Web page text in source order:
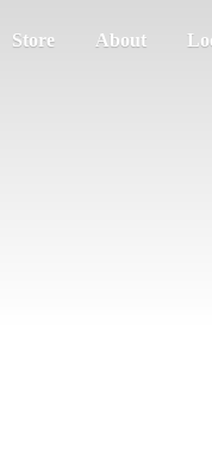
Store About